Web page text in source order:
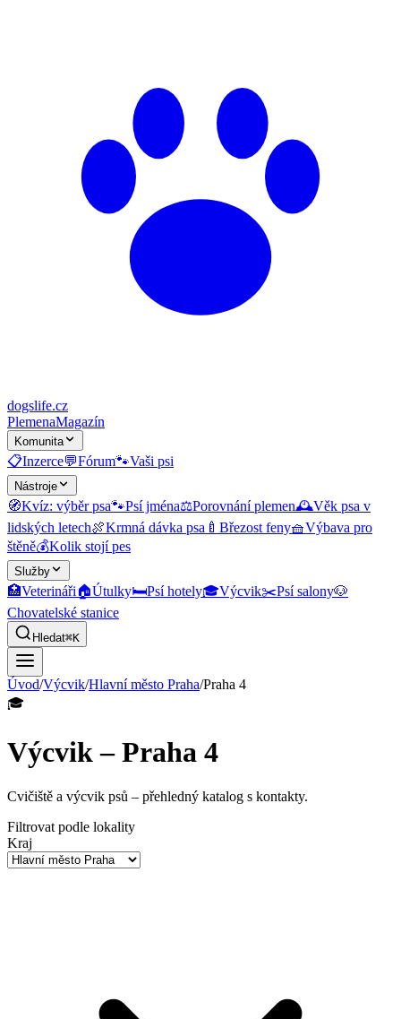
dogslife.cz
PlemenaMagazín
Komunita
📋Inzerce💬Fórum🐾Vaši psi
Nástroje
🧭Kvíz: výběr psa🐾Psí jména⚖️Porovnání plemen🕰️Věk psa v
lidských letech🍖Krmná dávka psa 🍼 Březost feny🧺Výbava pro
štěně💰Kolik stojí pes
Služby
🏥Veterináři🏠Útulky🛏️Psí hotely🎓Výcvik✂️Psí salony🐶
Chovatelské stanice
Hledat⌘K
Úvod/Výcvik/Hlavní město Praha/Praha 4
🎓
Výcvik – Praha 4
Cvičiště a výcvik psů – přehledný katalog s kontakty.
Filtrovat podle lokality
Kraj